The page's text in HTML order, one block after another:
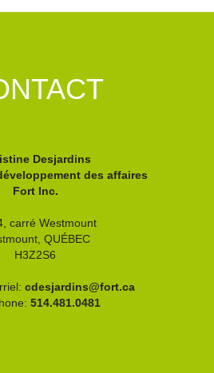
Desjardins
des affaires
Fort Inc.
carré Westmount
QUÉBEC
H3Z2S6
cdesjardins@fort.ca
514.481.0481